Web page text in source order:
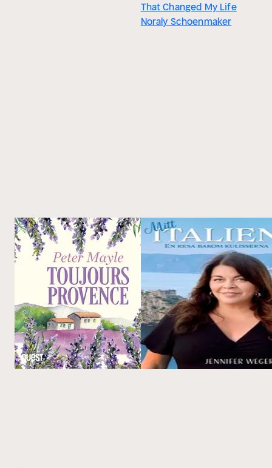
That Changed My Life
Noraly Schoenmaker